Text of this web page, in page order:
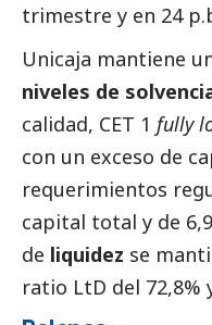
trimestre y en 24
Unicaja mantiene
niveles de
calidad, CET 1 fully
con un exceso de
requerimientos
capital total y de
de liquidez se
ratio LtD del 72,8%